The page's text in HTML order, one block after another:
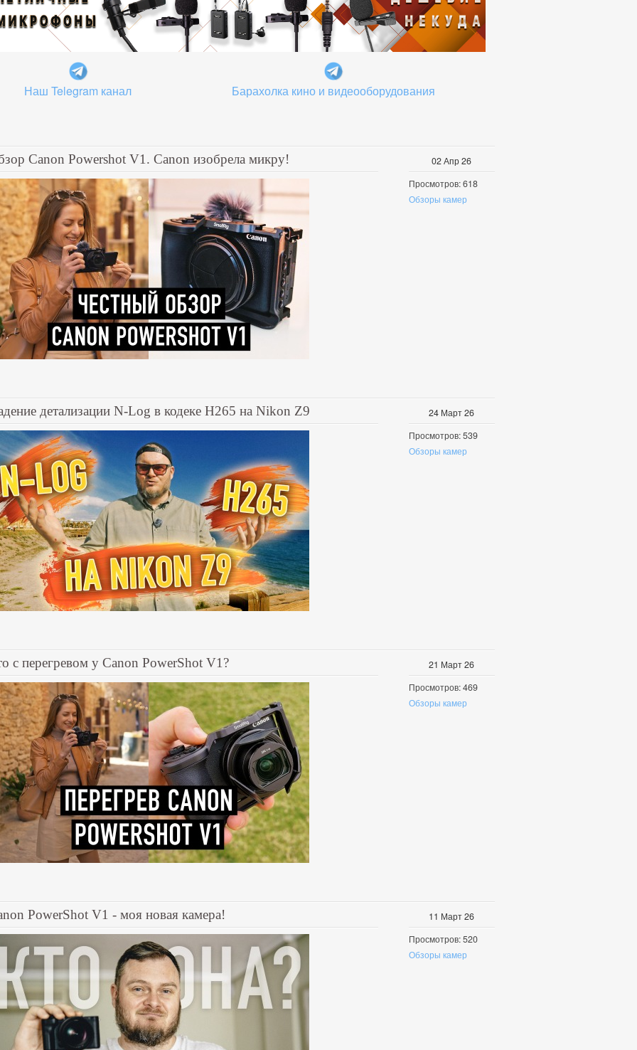
Наш Telegram канал Барахолка кино и видеооборудования
02Апр26
Просмотров: 618
Обзоры камер
Canon Powershot V1. Canon изобрела микру!
24 Март26
Просмотров: 539
Обзоры камер
детализации N-Log в кодеке H265 на Nikon Z9
21 Март26
Просмотров: 469
Обзоры камер
с перегревом у Canon PowerShot V1?
11 Март26
Просмотров: 520
Обзоры камер
PowerShot V1 - моя новая камера!